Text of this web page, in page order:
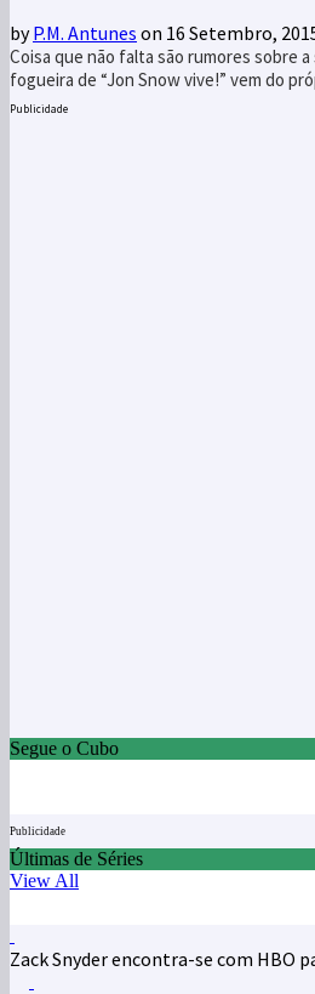
byP.M. Antunes on 16 Setembro,
Coisa que não falta são rumores sobre
fogueira de “Jon Snow vive!” vem do
Publicidade
Segue o Cubo
Publicidade
Últimas de Séries
View All
Zack Snyder encontra-se com HBO